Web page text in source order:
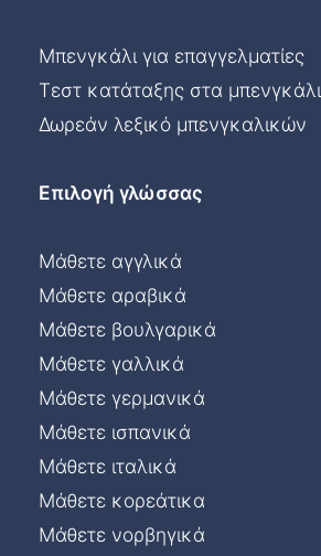
Μπενγκάλι για επαγγελματίες
Τεστ κατάταξης στα μπενγκάλι
Δωρεάν λεξικό μπενγκαλικών
Επιλογή γλώσσας
Μάθετε αγγλικά
Μάθετε αραβικά
Μάθετε βουλγαρικά
Μάθετε γαλλικά
Μάθετε γερμανικά
Μάθετε ισπανικά
Μάθετε ιταλικά
Μάθετε κορεάτικα
Μάθετε νορβηγικά